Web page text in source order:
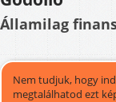
Államilag
Nem tudjuk, hogy
megtalálhatod ezt